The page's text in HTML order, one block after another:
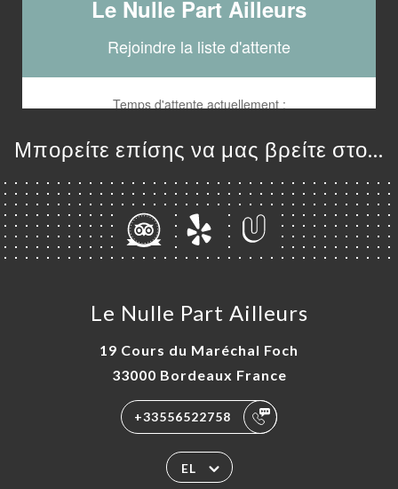
Μπορείτε επίσης να μας βρείτε στο...
Le Nulle Part Ailleurs
19 Cours du Maréchal Foch
33000 Bordeaux France
+33556522758
EL